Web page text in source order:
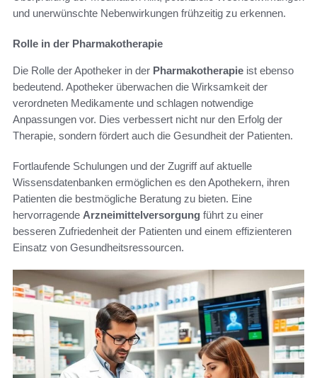
und unerwünschte Nebenwirkungen frühzeitig zu erkennen.
Rolle in der Pharmakotherapie
Die Rolle der Apotheker in der Pharmakotherapie ist ebenso
bedeutend. Apotheker überwachen die Wirksamkeit der
verordneten Medikamente und schlagen notwendige
Anpassungen vor. Dies verbessert nicht nur den Erfolg der
Therapie, sondern fördert auch die Gesundheit der Patienten.
Fortlaufende Schulungen und der Zugriff auf aktuelle
Wissensdatenbanken ermöglichen es den Apothekern, ihren
Patienten die bestmögliche Beratung zu bieten. Eine
hervorragende Arzneimittelversorgung führt zu einer
besseren Zufriedenheit der Patienten und einem effizienteren
Einsatz von Gesundheitsressourcen.